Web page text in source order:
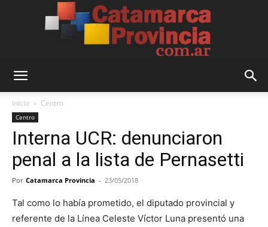
Provincia
Inicio Centro
Centro
Interna UCR: denunciaron
penal a la lista de Pernasetti
Por Catamarca Provincia - 23/05/2018
Tal como lo había prometido, el diputado provincial y
referente de la Línea Celeste Víctor Luna presentó una